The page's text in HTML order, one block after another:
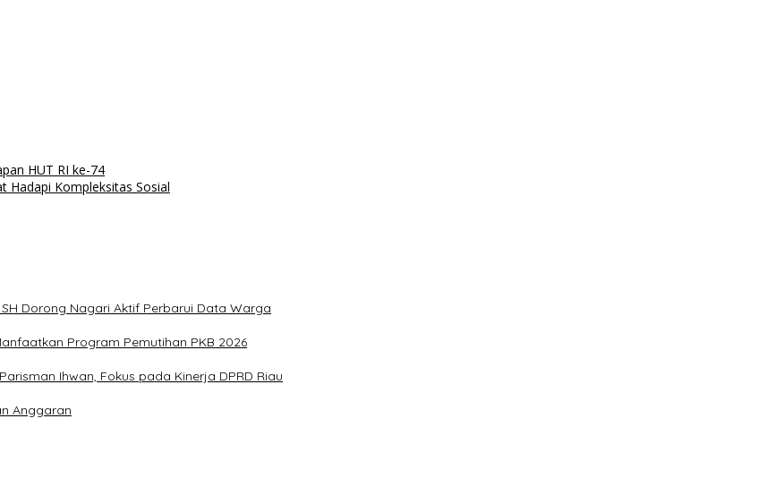
HUT RI ke-74
Hadapi Kompleksitas Sosial
Dorong Nagari Aktif Perbarui Data Warga
Program Pemutihan PKB 2026
Ihwan, Fokus pada Kinerja DPRD Riau
Anggaran